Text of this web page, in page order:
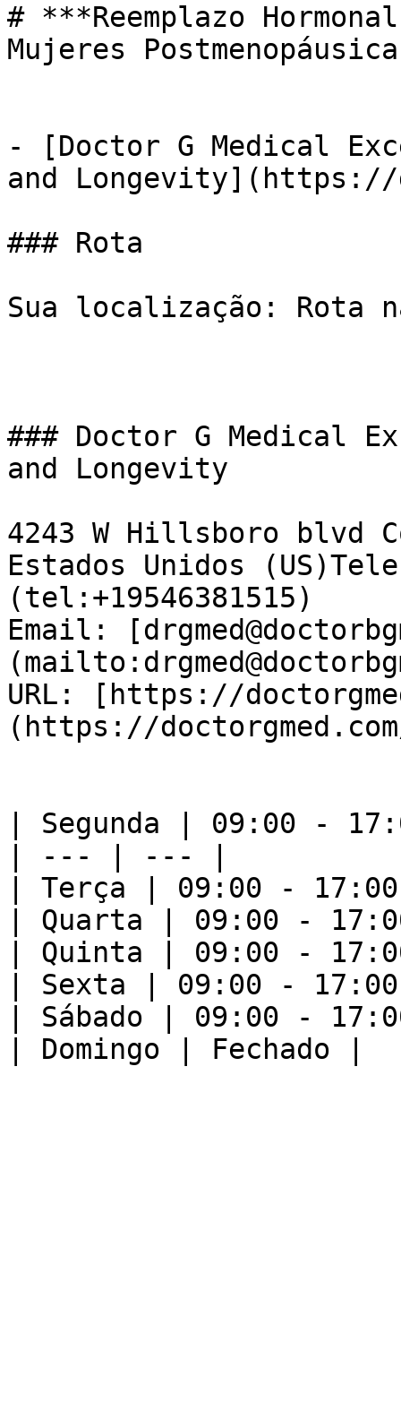
# ***Reemplazo
Mujeres
- [Doctor G Medical
and Longevity](https://
### Rota
Sua localização: Rota
### Doctor G Medical
and Longevity
4243 W Hillsboro blvd
Estados Unidos
(tel:+19546381515)
Email:
URL: [https://
(https://
| Segunda | 09:00 -
| --- | --- |
| Terça | 09:00 -
| Quarta | 09:00 -
| Quinta | 09:00 -
| Sexta | 09:00 -
| Sábado | 09:00 -
| Domingo | Fechado |